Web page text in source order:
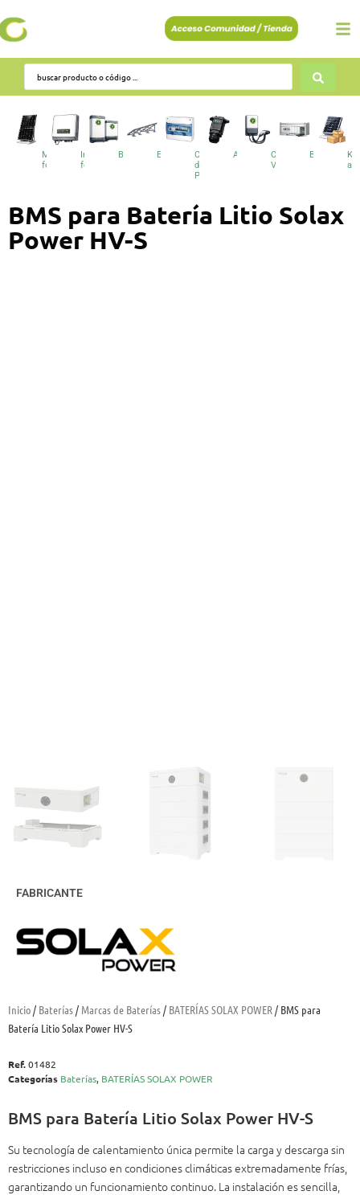
Módulos
fotovoltaicos
Inversores
fotovoltaicos
Baterías EstructurasCuadros
de
Protecciones
AccesoriosCargadores
VE
BESS
BMS para Batería Litio Solax
Power HV-S
Inicio/ Baterías/ Marcas de Baterías/ BATERÍAS SOLAX POWER/ BMS para
Batería Litio Solax Power HV-S
Ref.01482
Categorías Baterías, BATERÍAS SOLAX POWER
BMS para Batería Litio Solax Power HV-S
Su tecnología de calentamiento única permite la carga y descarga sin
restricciones incluso en condiciones climáticas extremadamente frías,
garantizando un funcionamiento continuo. La instalación es sencilla,
FABRICANTE